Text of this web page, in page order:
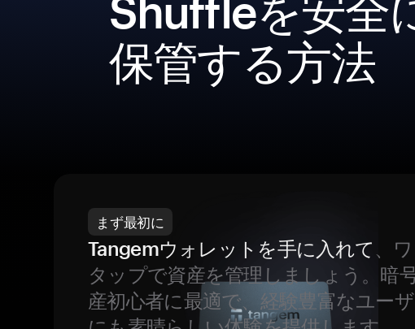
保管する方法
まず最初に
Tangemウォレットを手に入れて、
タップで資産を管理しましょう。暗
産初心者に最適で、経験豊富なユー